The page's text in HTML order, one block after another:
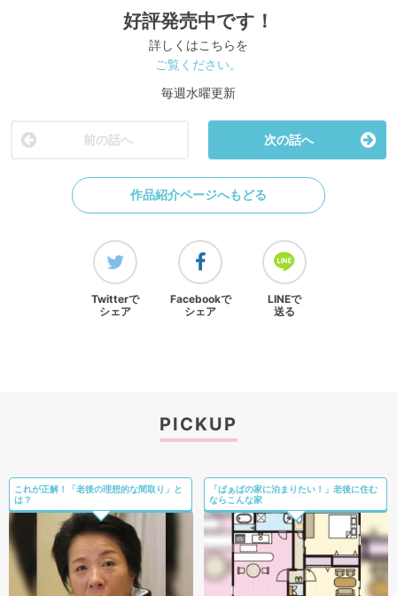
好評発売中です！
詳しくはこちらを
ご覧ください。
毎週水曜更新
前の話へ 次の話へ
作品紹介ページへもどる
Twitterで
シェア
Facebookで
シェア
LINEで
送る
PICKUP
これが正解！「老後の理想的な間取り」と
は？
「ばぁばの家に泊まりたい！」老後に住む
ならこんな家